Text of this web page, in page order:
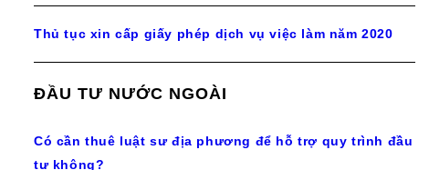
Thủ tục xin cấp giấy phép dịch vụ việc làm năm 2020
ĐẦU TƯ NƯỚC NGOÀI
Có cần thuê luật sư địa phương để hỗ trợ quy trình đầu
tư không?